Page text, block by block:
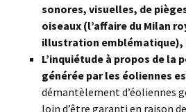
sonores, visuelles, de
oiseaux (l’affaire du Milan
illustration emblématique),
L’inquiétude à propos de
générée par les éoliennes
démantèlement d’éoliennes
loin d’être garanti en raison